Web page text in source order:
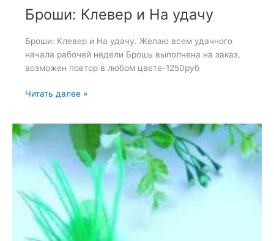
Броши: Клевер и На удачу
Броши: Клевер и На удачу. Желаю всем удачного
начала рабочей недели Брошь выполнена на заказ,
возможен повтор в любом цвете-1250руб
Броши:
На
удачу
Читать далее »